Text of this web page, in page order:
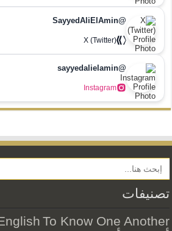
@SayyedAliElAmin
X (Twitter)
@sayyedalielamin
Instagram
Search Button
تصنيفات
To Know One Another